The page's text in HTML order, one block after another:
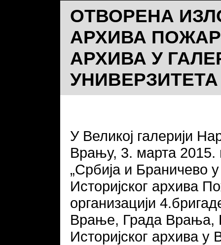
ОТВОРЕНА
АРХИВА
АРХИВА У
У Великој галерији
Врању, 3. марта 2015.
„Србија и Браничево
Историјског архива
организацији
Врање, Града Врања,
Историјског архива у